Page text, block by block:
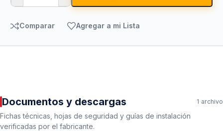
Comparar Agregar a mi Lista
Documentos y descargas 1 archivo
Fichas técnicas, hojas de seguridad y guías de instalación
verificadas por el fabricante.